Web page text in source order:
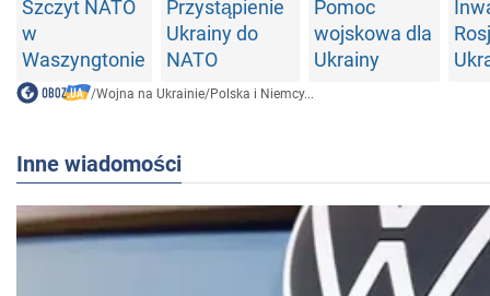
Szczyt NATO
w
Waszyngtonie
Przystąpienie
Ukrainy do
NATO
Pomoc
wojskowa dla
Ukrainy
/Wojna na Ukrainie/Polska i Niemcy...
Inne wiadomości